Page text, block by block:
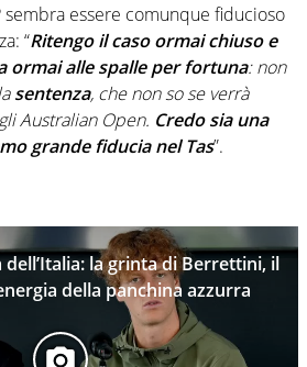
sembra essere comunque fiducioso
“Ritengo il caso ormai chiuso e
ormai alle spalle per fortuna: non
sentenza, che non so se verrà
Australian Open. Credo sia una
grande fiducia nel Tas”.
dell’Italia: la grinta di Berrettini, il
della panchina azzurra